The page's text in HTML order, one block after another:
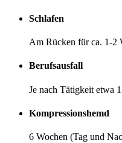
Schlafen
Am Rücken für ca. 1-2
Berufsausfall
Je nach Tätigkeit etwa
Kompressionshemd
6 Wochen (Tag und